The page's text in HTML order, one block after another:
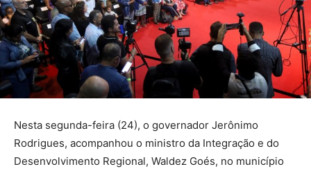
Nesta segunda-feira (24), o governador Jerônimo
Rodrigues, acompanhou o ministro da Integração e do
Desenvolvimento Regional, Waldez Goés, no município